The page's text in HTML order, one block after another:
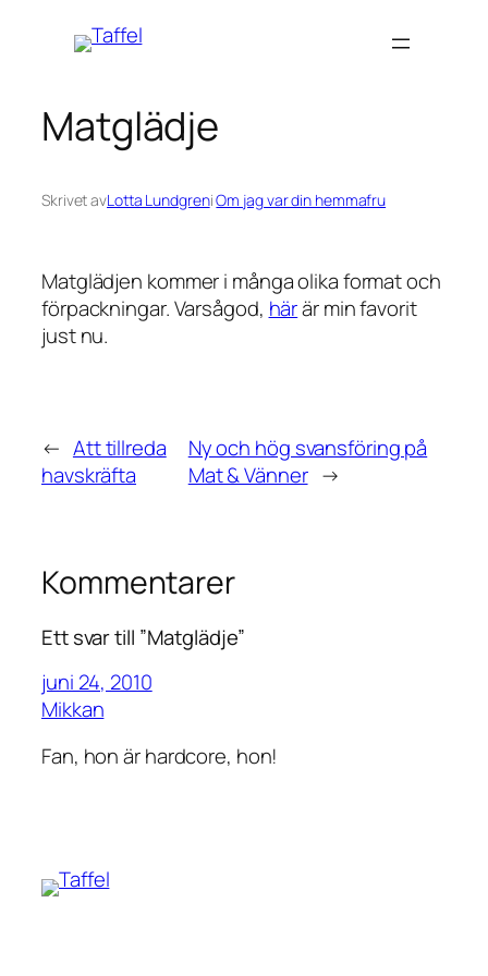
Matglädje
Skrivet avLotta LundgreniOm jag var din hemmafru
Matglädjen kommer i många olika format och
förpackningar. Varsågod, härär min favorit
just nu.
← Att tillreda
havskräfta
Ny och hög svansföring på
Mat & Vänner →
Kommentarer
Ett svar till ”Matglädje”
juni 24, 2010
Mikkan
Fan, hon är hardcore, hon!